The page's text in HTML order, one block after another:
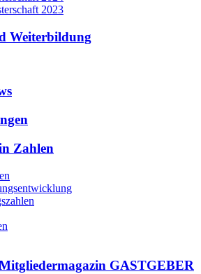
2023
Weiterbildung
Zahlen
GASTGEBER